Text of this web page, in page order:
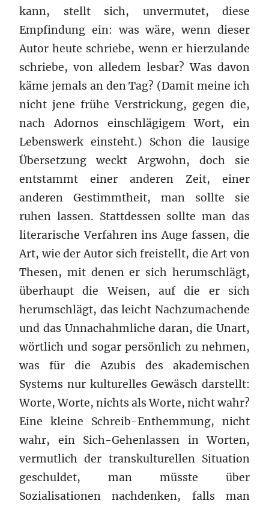
kann, stellt sich, unvermutet, diese
Empfindung ein: was wäre, wenn dieser
Autor heute schriebe, wenn er hierzulande
schriebe, von alledem lesbar? Was davon
käme jemals an den Tag? (Damit meine ich
nicht jene frühe Verstrickung, gegen die,
nach Adornos einschlägigem Wort, ein
Lebenswerk einsteht.) Schon die lausige
Übersetzung weckt Argwohn, doch sie
entstammt einer anderen Zeit, einer
anderen Gestimmtheit, man sollte sie
ruhen lassen. Stattdessen sollte man das
literarische Verfahren ins Auge fassen, die
Art, wie der Autor sich freistellt, die Art von
Thesen, mit denen er sich herumschlägt,
überhaupt die Weisen, auf die er sich
herumschlägt, das leicht Nachzumachende
und das Unnachahmliche daran, die Unart,
wörtlich und sogar persönlich zu nehmen,
was für die Azubis des akademischen
Systems nur kulturelles Gewäsch darstellt:
Worte, Worte, nichts als Worte, nicht wahr?
Eine kleine Schreib-Enthemmung, nicht
wahr, ein Sich-Gehenlassen in Worten,
vermutlich der transkulturellen Situation
geschuldet, man müsste über
Sozialisationen nachdenken, falls man